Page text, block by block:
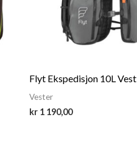
Flyt Ekspedisjon 10L Vest
Vester
kr 1 190,00